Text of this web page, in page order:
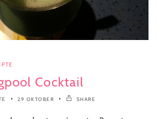
Cocktail
29 OKTOBER SHARE